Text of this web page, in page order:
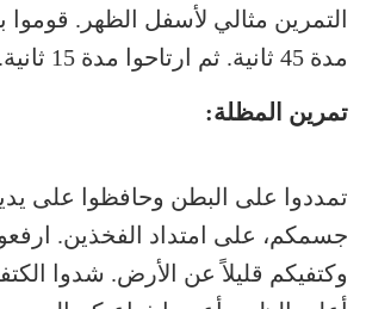
التمرين مثالي لأسفل الظهر. قوموا
مدة 45 ثانية. ثم ارتاحوا مدة 15 ثانية.
تمرين المظلة:
تمددوا على البطن وحافظوا على
جسمكم، على امتداد الفخذين.
وكتفيكم قليلاً عن الأرض. شدوا